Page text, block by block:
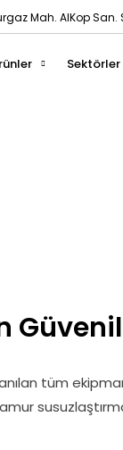
Mah. AlKop San.
Sektörler
tüm